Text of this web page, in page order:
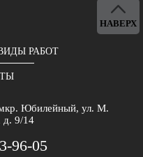
РАБОТ
мкр. Юбилейный, ул. М.
д. 9/14
96-05
НАВЕРХ